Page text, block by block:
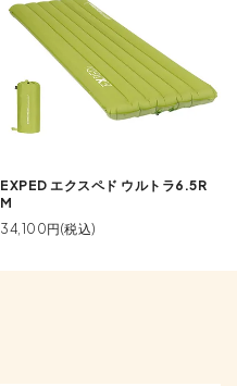
EXPED エクスペド ウルトラ6.5R
M
34,100円(税込)